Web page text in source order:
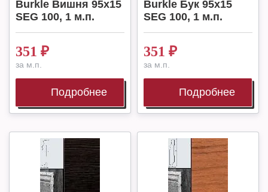
Burkle Вишня 95х15
SEG 100, 1 м.п.
351 ₽
за м.п.
Подробнее
Burkle Бук 95х15
SEG 100, 1 м.п.
351 ₽
за м.п.
Подробнее